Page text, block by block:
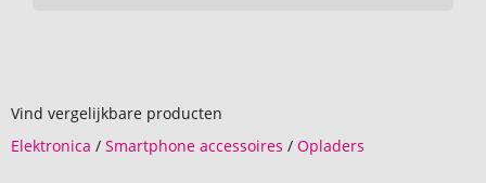
Vind vergelijkbare producten
Elektronica / Smartphone accessoires / Opladers